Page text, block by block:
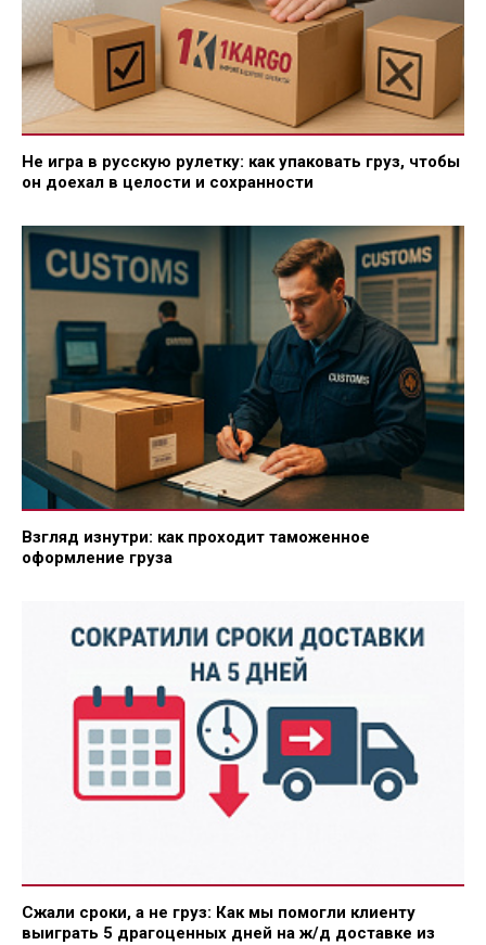
Не игра в русскую рулетку: как упаковать груз, чтобы
он доехал в целости и сохранности
Взгляд изнутри: как проходит таможенное
оформление груза
Сжали сроки, а не груз: Как мы помогли клиенту
выиграть 5 драгоценных дней на ж/д доставке из